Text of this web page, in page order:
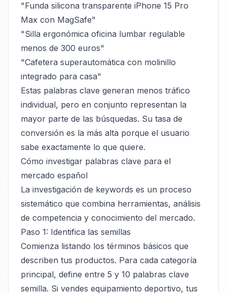
"Funda silicona transparente iPhone 15 Pro
Max con MagSafe"
"Silla ergonómica oficina lumbar regulable
menos de 300 euros"
"Cafetera superautomática con molinillo
integrado para casa"
Estas palabras clave generan menos tráfico
individual, pero en conjunto representan la
mayor parte de las búsquedas. Su tasa de
conversión es la más alta porque el usuario
sabe exactamente lo que quiere.
Cómo investigar palabras clave para el
mercado español
La investigación de keywords es un proceso
sistemático que combina herramientas, análisis
de competencia y conocimiento del mercado.
Paso 1: Identifica las semillas
Comienza listando los términos básicos que
describen tus productos. Para cada categoría
principal, define entre 5 y 10 palabras clave
semilla. Si vendes equipamiento deportivo, tus